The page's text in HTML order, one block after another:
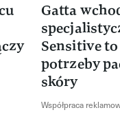
Gatta
Sensitive
potrzeby
skóry
Współpraca